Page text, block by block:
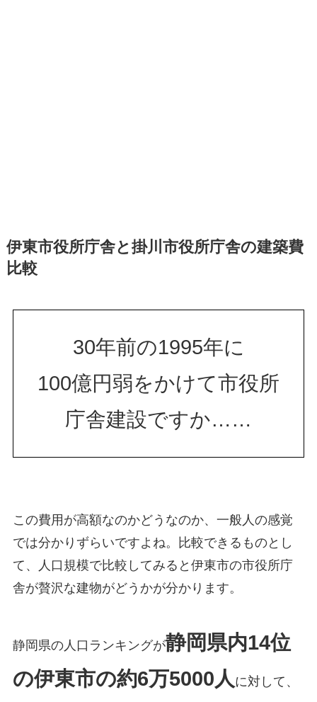
伊東市役所庁舎と掛川市役所庁舎の建築費
比較
30年前の1995年に
100億円弱をかけて市役所
庁舎建設ですか……
この費用が高額なのかどうなのか、一般人の感覚
では分かりずらいですよね。比較できるものとし
て、人口規模で比較してみると伊東市の市役所庁
舎が贅沢な建物がどうかが分かります。
静岡県の人口ランキングが静岡県内14位
の伊東市の約6万5000人 に対して、